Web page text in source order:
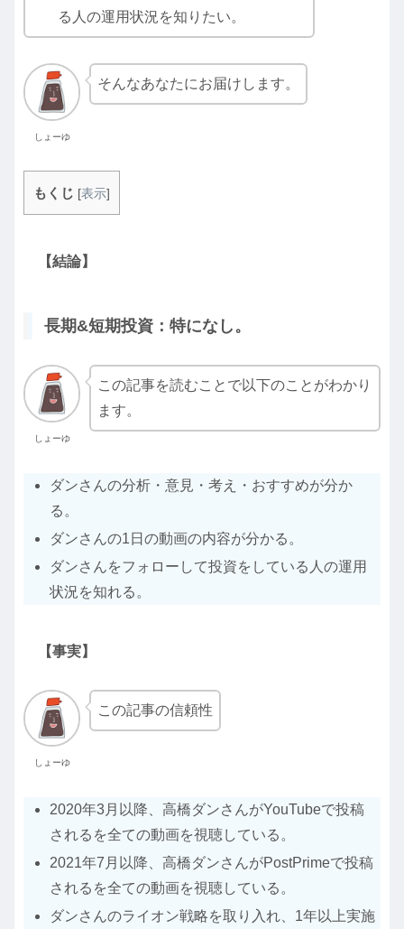
る人の運用状況を知りたい。
しょーゆ
そんなあなたにお届けします。
もくじ [表示]
【結論】
長期&短期投資：特になし。
しょーゆ
この記事を読むことで以下のことがわかり
ます。
ダンさんの分析・意見・考え・おすすめが分か
る。
ダンさんの1日の動画の内容が分かる。
ダンさんをフォローして投資をしている人の運用
状況を知れる。
【事実】
しょーゆ
この記事の信頼性
2020年3月以降、高橋ダンさんがYouTubeで投稿
されるを全ての動画を視聴している。
2021年7月以降、高橋ダンさんがPostPrimeで投稿
されるを全ての動画を視聴している。
ダンさんのライオン戦略を取り入れ、1年以上実施